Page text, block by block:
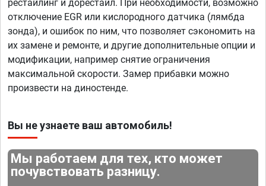
рестайлинг и дорестайл. При необходимости, возможно
отключение EGR или кислородного датчика (лямбда
зонда), и ошибок по ним, что позволяет сэкономить на
их замене и ремонте, и другие дополнительные опции и
модификации, например снятие ограничения
максимальной скорости. Замер прибавки можно
произвести на диностенде.
Вы не узнаете ваш автомобиль!
Мы работаем для тех, кто может
почувствовать разницу.